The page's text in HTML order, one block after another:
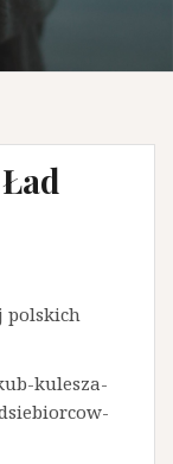
polskich
kulesza-